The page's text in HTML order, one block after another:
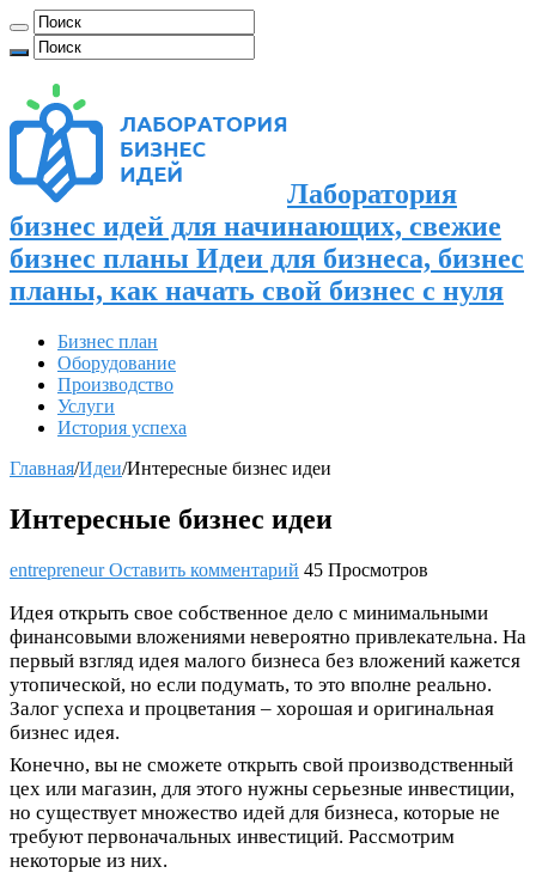
Лаборатория
бизнес идей для начинающих, свежие
бизнес планы Идеи для бизнеса, бизнес
планы, как начать свой бизнес с нуля
Бизнес план
Оборудование
Производство
Услуги
История успеха
Главная/Идеи/Интересные бизнес идеи
Интересные бизнес идеи
entrepreneurОставить комментарий 45 Просмотров
Идея открыть свое собственное дело с минимальными
финансовыми вложениями невероятно привлекательна. На
первый взгляд идея малого бизнеса без вложений кажется
утопической, но если подумать, то это вполне реально.
Залог успеха и процветания – хорошая и оригинальная
бизнес идея.
Конечно, вы не сможете открыть свой производственный
цех или магазин, для этого нужны серьезные инвестиции,
но существует множество идей для бизнеса, которые не
требуют первоначальных инвестиций. Рассмотрим
некоторые из них.